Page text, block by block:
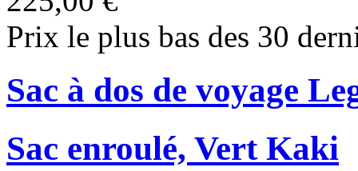
Prix le plus bas des 30
Sac à dos de voyage
Sac enroulé, Vert Kaki